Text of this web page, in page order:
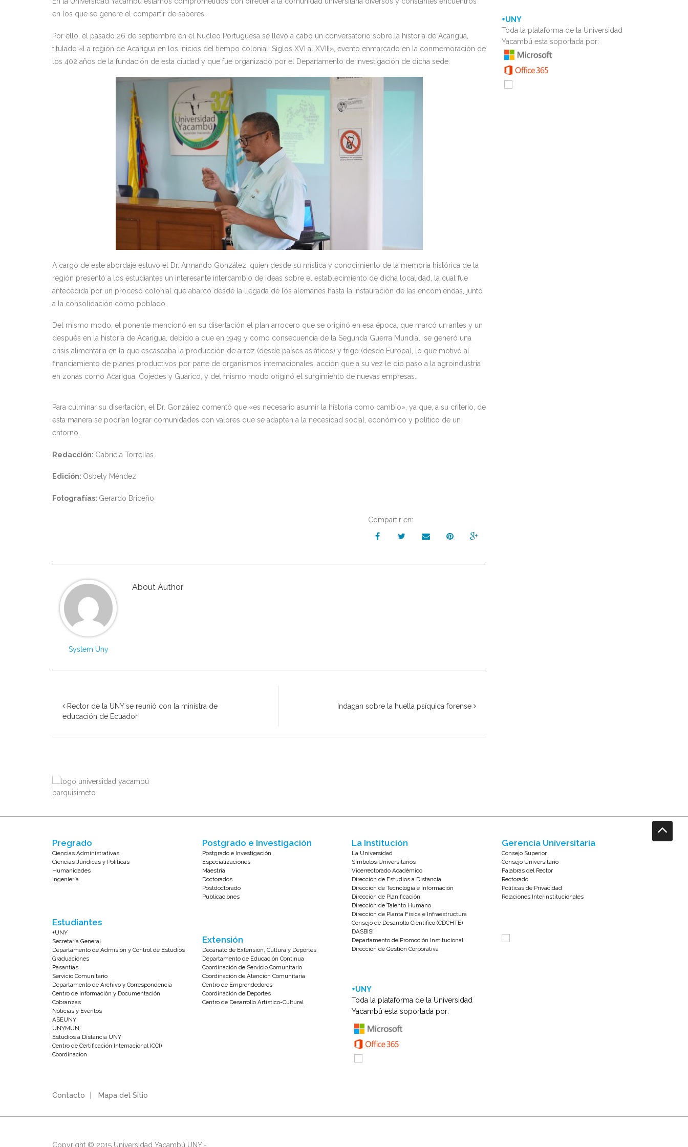
en los que se genere el compartir de saberes.
Por ello, el pasado 26 de septiembre en el Núcleo Portuguesa se llevó a cabo un conversatorio sobre la historia de Acarigua,
titulado «La región de Acarigua en los inicios del tiempo colonial: Siglos XVI al XVIII», evento enmarcado en la conmemoración de
los 402 años de la fundación de esta ciudad y que fue organizado por el Departamento de Investigación de dicha sede.
A cargo de este abordaje estuvo el Dr. Armando González, quien desde su mística y conocimiento de la memoria histórica de la
región presentó a los estudiantes un interesante intercambio de ideas sobre el establecimiento de dicha localidad, la cual fue
antecedida por un proceso colonial que abarcó desde la llegada de los alemanes hasta la instauración de las encomiendas, junto
a la consolidación como poblado.
Del mismo modo, el ponente mencionó en su disertación el plan arrocero que se originó en esa época, que marcó un antes y un
después en la historia de Acarigua, debido a que en 1949 y como consecuencia de la Segunda Guerra Mundial, se generó una
crisis alimentaria en la que escaseaba la producción de arroz (desde países asiáticos) y trigo (desde Europa), lo que motivó al
financiamiento de planes productivos por parte de organismos internacionales, acción que a su vez le dio paso a la agroindustria
en zonas como Acarigua, Cojedes y Guárico, y del mismo modo originó el surgimiento de nuevas empresas.
Para culminar su disertación, el Dr. González comentó que «es necesario asumir la historia como cambio», ya que, a su criterio, de
esta manera se podrían lograr comunidades con valores que se adapten a la necesidad social, económico y político de un
entorno.
Redacción: Gabriela Torrellas
Edición: Osbely Méndez
Fotografías: Gerardo Briceño
Compartir en:
System Uny
About Author
Rector de la UNY se reunió con la ministra de
educación de Ecuador
Indagan sobre la huella psíquica forense
+UNY
Toda la plataforma de la Universidad
Yacambú esta soportada por:
Pregrado
Ciencias Administrativas
Ciencias Jurídicas y Políticas
Humanidades
Ingeniería
Estudiantes
+UNY
Secretaría General
Departamento de Admisión y Control de Estudios
Graduaciones
Pasantías
Servicio Comunitario
Departamento de Archivo y Correspondencia
Centro de Información y Documentación
Cobranzas
Noticias y Eventos
ASEUNY
UNYMUN
Estudios a Distancia UNY
Centro de Certificación Internacional (CCI)
Coordinacion
Postgrado e Investigación
Postgrado e Investigación
Especializaciones
Maestría
Doctorados
Postdoctorado
Publicaciones
Extensión
Decanato de Extensión, Cultura y Deportes
Departamento de Educación Continua
Coordinación de Servicio Comunitario
Coordinación de Atención Comunitaria
Centro de Emprendedores
Coordinación de Deportes
Centro de Desarrollo Artístico-Cultural
La Institución
La Universidad
Símbolos Universitarios
Vicerrectorado Académico
Dirección de Estudios a Distancia
Dirección de Tecnología e Información
Dirección de Planificación
Dirección de Talento Humano
Dirección de Planta Física e Infraestructura
Consejo de Desarrollo Científico (CDCHTE)
DASBISI
Departamento de Promoción Institucional
Dirección de Gestión Corporativa
+UNY
Toda la plataforma de la Universidad
Yacambú esta soportada por:
Gerencia Universitaria
Consejo Superior
Consejo Universitario
Palabras del Rector
Rectorado
Políticas de Privacidad
Relaciones Interinstitucionales
Contacto Mapa del Sitio
Copyright © 2015 Universidad Yacambú UNY -